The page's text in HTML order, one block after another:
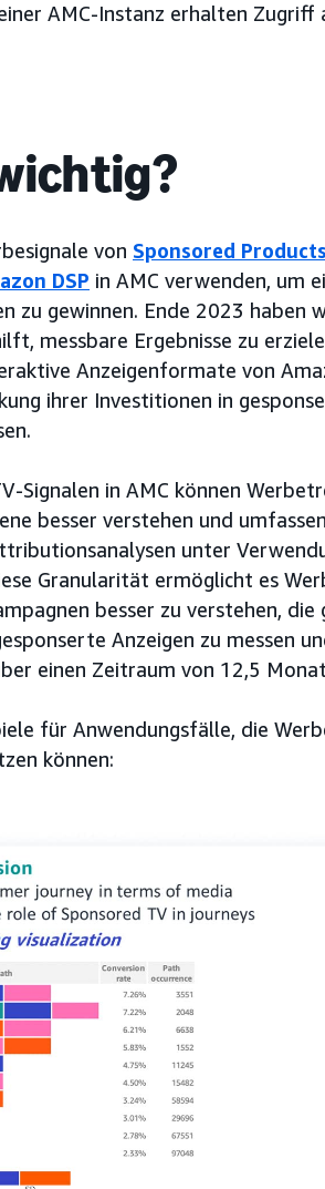
AMC-Instanz erhalten Zugriff
von Sponsored Products
DSP in AMC verwenden, um
zu gewinnen. Ende 2023 haben
messbare Ergebnisse zu
Anzeigenformate von
ihrer Investitionen in
Signalen in AMC können
besser verstehen und
unter
Granularität ermöglicht es
besser zu verstehen, die
Anzeigen zu messen
einen Zeitraum von 12,5
für Anwendungsfälle, die
können: